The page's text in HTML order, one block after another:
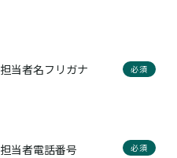
担当者名フリガナ 必須
担当者電話番号 必須